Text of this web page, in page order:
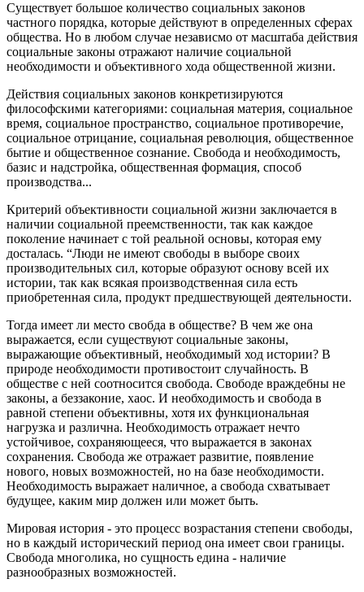
Существует большое количество социальных законов
частного порядка, которые действуют в определенных сферах
общества. Но в любом случае независмо от масштаба действия
социальные законы отражают наличие социальной
необходимости и объективного хода общественной жизни.
Действия социальных законов конкретизируются
философскими категориями: социальная материя, социальное
время, социальное пространство, социальное противоречие,
социальное отрицание, социальная революция, общественное
бытие и общественное сознание. Свобода и необходимость,
базис и надстройка, общественная формация, способ
производства...
Критерий объективности социальной жизни заключается в
наличии социальной преемственности, так как каждое
поколение начинает с той реальной основы, которая ему
досталась. “Люди не имеют свободы в выборе своих
производительных сил, которые образуют основу всей их
истории, так как всякая производственная сила есть
приобретенная сила, продукт предшествующей деятельности.
Тогда имеет ли место свобда в обществе? В чем же она
выражается, если существуют социальные законы,
выражающие объективный, необходимый ход истории? В
природе необходимости противостоит случайность. В
обществе с ней соотносится свобода. Свободе враждебны не
законы, а беззаконие, хаос. И необходимость и свобода в
равной степени объективны, хотя их функциональная
нагрузка и различна. Необходимость отражает нечто
устойчивое, сохраняющееся, что выражается в законах
сохранения. Свобода же отражает развитие, появление
нового, новых возможностей, но на базе необходимости.
Необходимость выражает наличное, а свобода схватывает
будущее, каким мир должен или может быть.
Мировая история - это процесс возрастания степени свободы,
но в каждый исторический период она имеет свои границы.
Свобода многолика, но сущность едина - наличие
разнообразных возможностей.